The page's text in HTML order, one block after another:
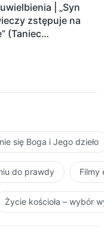
| „Syn
zstępuje na
(Taniec
się Boga i Jego dzieło
do prawdy Filmy
Życie kościoła – wybór